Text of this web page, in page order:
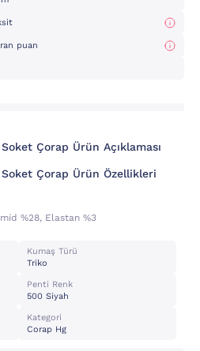
puan
Çorap Ürün Açıklaması
Çorap Ürün Özellikleri
%28, Elastan %3
Kumaş Türü
Triko
Penti Renk
500 Siyah
Kategori
Corap Hg